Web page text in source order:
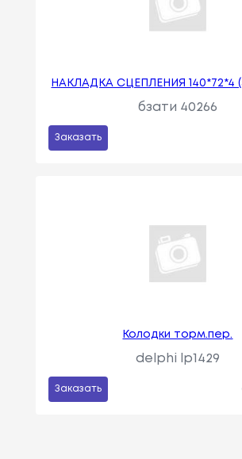
НАКЛАДКА СЦЕПЛЕНИЯ 140*72*4
бзати 40266
Заказать
Колодки торм.пер.
delphi lp1429
Заказать